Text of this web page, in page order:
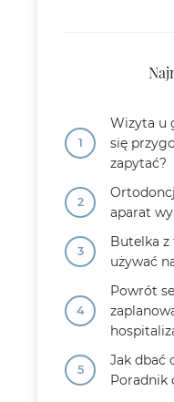
Wizyta u
się
zapytać?
aparat
Butelka
używać
Powrót
Jak dbać
Poradnik